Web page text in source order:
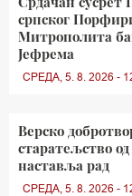
српског
Митрополита
Јефрема
СРЕДА, 5. 8. 2026 -
Верско
старатељство
наставља рад
СРЕДА, 5. 8. 2026 -